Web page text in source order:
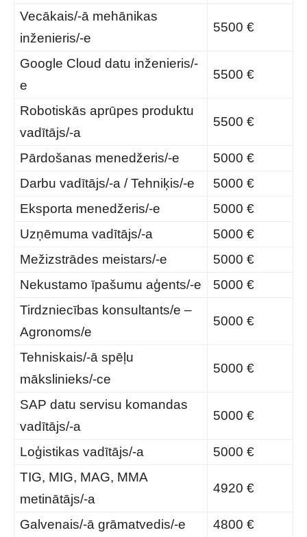
Vecākais/-ā mehānikas
inženieris/-e
5500 €
Google Cloud datu inženieris/-
e
5500 €
Robotiskās aprūpes produktu
vadītājs/-a
5500 €
Pārdošanas menedžeris/-e
5000 €
Darbu vadītājs/-a / Tehniķis/-e
5000 €
Eksporta menedžeris/-e
5000 €
Uzņēmuma vadītājs/-a
5000 €
Mežizstrādes meistars/-e
5000 €
Nekustamo īpašumu aģents/-e
5000 €
Tirdzniecības konsultants/e –
Agronoms/e
5000 €
Tehniskais/-ā spēļu
mākslinieks/-ce
5000 €
SAP datu servisu komandas
vadītājs/-a
5000 €
Loģistikas vadītājs/-a
5000 €
TIG, MIG, MAG, MMA
metinātājs/-a
4920 €
Galvenais/-ā grāmatvedis/-e 4800 €